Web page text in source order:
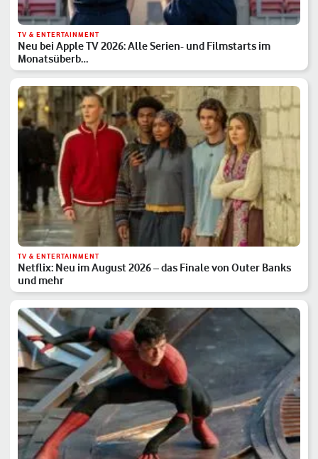
TV & ENTERTAINMENT
Neu bei Apple TV 2026: Alle Serien- und Filmstarts im
Monatsüberb…
TV & ENTERTAINMENT
Netflix: Neu im August 2026 – das Finale von Outer Banks
und mehr